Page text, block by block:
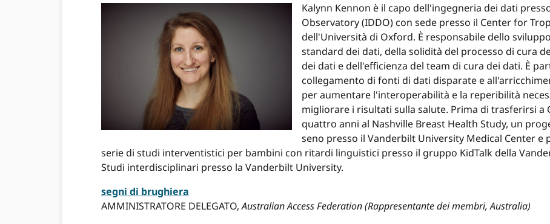
Kalynn Kennon è il capo dell'ingegneria dei dati
Observatory (IDDO) con sede presso il Center for
dell'Università di Oxford. È responsabile dello
standard dei dati, della solidità del processo di cura
dei dati e dell'efficienza del team di cura dei dati. È
collegamento di fonti di dati disparate e
per aumentare l'interoperabilità e la reperibilità
migliorare i risultati sulla salute. Prima di trasferirsi
quattro anni al Nashville Breast Health Study, un
seno presso il Vanderbilt University Medical Center
serie di studi interventistici per bambini con ritardi linguistici presso il gruppo KidTalk della
Studi interdisciplinari presso la Vanderbilt University.
segni di brughiera
AMMINISTRATORE DELEGATO,Australian Access Federation (Rappresentante dei membri, Australia)